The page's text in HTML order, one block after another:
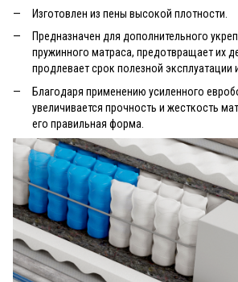
Изготовлен из пены высокой плотности.
Предназначен для дополнительного
пружинного матраса, предотвращает их
продлевает срок полезной эксплуатации
Благодаря применению усиленного
увеличивается прочность и жесткость
его правильная форма.